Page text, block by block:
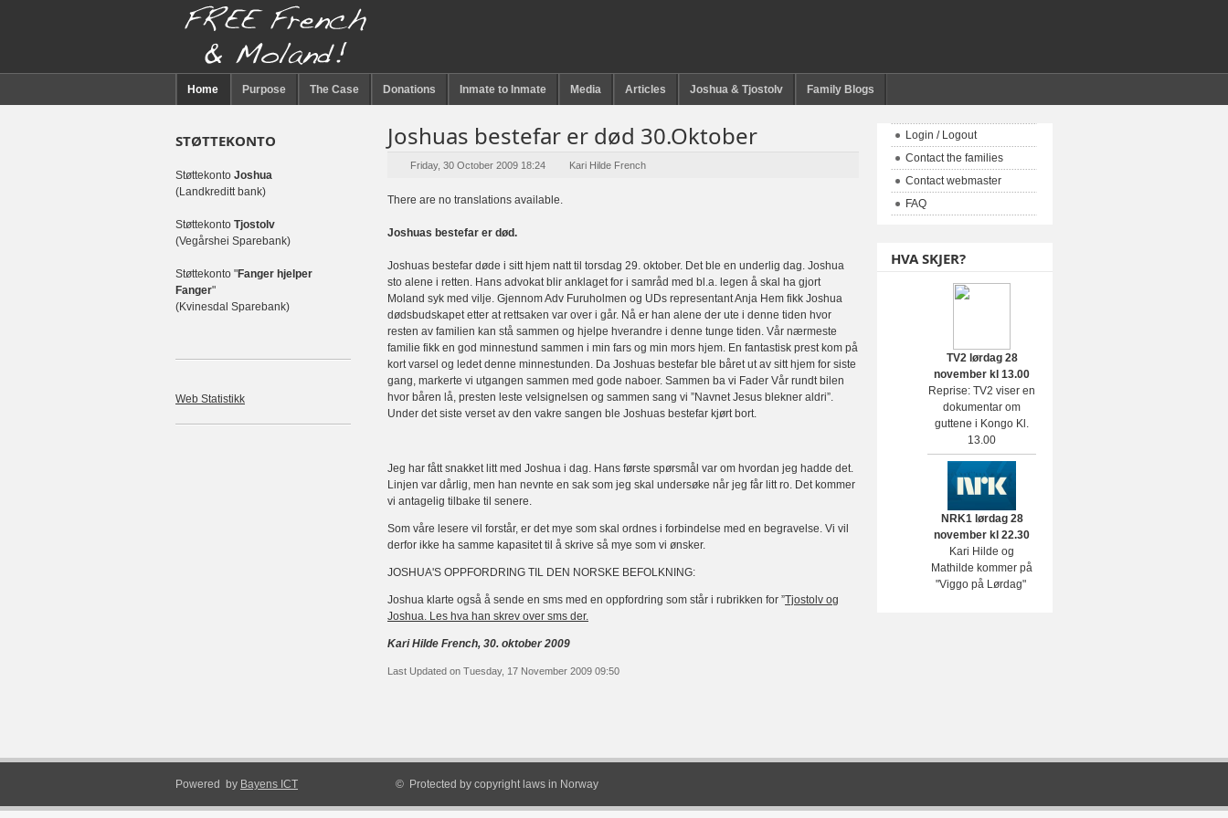
Home Purpose The Case Donations Inmate to Inmate Media Articles Joshua & Tjostolv Family Blogs
Joshuas bestefar er død 30.Oktober
Friday, 30 October 2009 18:24 Kari Hilde French
There are no translations available.
Joshuas bestefar er død.
Joshuas bestefar døde i sitt hjem natt til torsdag 29. oktober. Det ble en underlig dag. Joshua
sto alene i retten. Hans advokat blir anklaget for i samråd med bl.a. legen å skal ha gjort
Moland syk med vilje. Gjennom Adv Furuholmen og UDs representant Anja Hem fikk Joshua
dødsbudskapet etter at rettsaken var over i går. Nå er han alene der ute i denne tiden hvor
resten av familien kan stå sammen og hjelpe hverandre i denne tunge tiden. Vår nærmeste
familie fikk en god minnestund sammen i min fars og min mors hjem. En fantastisk prest kom på
kort varsel og ledet denne minnestunden. Da Joshuas bestefar ble båret ut av sitt hjem for siste
gang, markerte vi utgangen sammen med gode naboer. Sammen ba vi Fader Vår rundt bilen
hvor båren lå, presten leste velsignelsen og sammen sang vi ”Navnet Jesus blekner aldri”.
Under det siste verset av den vakre sangen ble Joshuas bestefar kjørt bort.
Jeg har fått snakket litt med Joshua i dag. Hans første spørsmål var om hvordan jeg hadde det.
Linjen var dårlig, men han nevnte en sak som jeg skal undersøke når jeg får litt ro. Det kommer
vi antagelig tilbake til senere.
Som våre lesere vil forstår, er det mye som skal ordnes i forbindelse med en begravelse. Vi vil
derfor ikke ha samme kapasitet til å skrive så mye som vi ønsker.
JOSHUA'S OPPFORDRING TIL DEN NORSKE BEFOLKNING:
Joshua klarte også å sende en sms med en oppfordring som står i rubrikken for ”Tjostolv og
Joshua. Les hva han skrev over sms der.
Kari Hilde French, 30. oktober 2009
Last Updated on Tuesday, 17 November 2009 09:50
STØTTEKONTO
Støttekonto Joshua
(Landkreditt bank)
Støttekonto Tjostolv
(Vegårshei Sparebank)
Støttekonto "Fanger hjelper
Fanger"
(Kvinesdal Sparebank)
Web Statistikk
Login / Logout
Contact the families
Contact webmaster
FAQ
HVA SKJER?
TV2 lørdag 28
november kl 13.00
Reprise: TV2 viser en
dokumentar om
guttene i Kongo Kl.
13.00
NRK1 lørdag 28
november kl 22.30
Kari Hilde og
Mathilde kommer på
"Viggo på Lørdag"
Powered by Bayens ICT © Protected by copyright laws in Norway